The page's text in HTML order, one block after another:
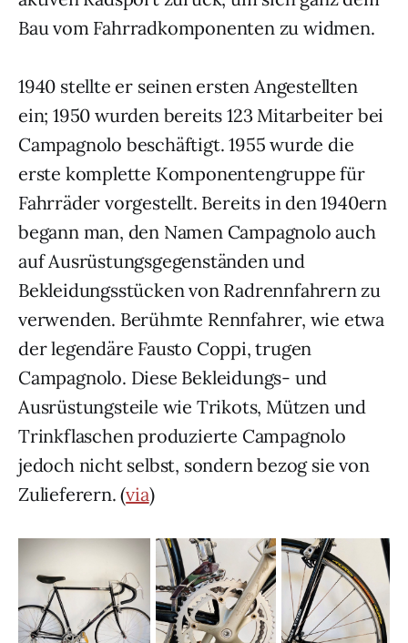
Bau vom Fahrradkomponenten zu widmen.
1940 stellte er seinen ersten Angestellten
ein; 1950 wurden bereits 123 Mitarbeiter bei
Campagnolo beschäftigt. 1955 wurde die
erste komplette Komponentengruppe für
Fahrräder vorgestellt. Bereits in den 1940ern
begann man, den Namen Campagnolo auch
auf Ausrüstungsgegenständen und
Bekleidungsstücken von Radrennfahrern zu
verwenden. Berühmte Rennfahrer, wie etwa
der legendäre Fausto Coppi, trugen
Campagnolo. Diese Bekleidungs- und
Ausrüstungsteile wie Trikots, Mützen und
Trinkflaschen produzierte Campagnolo
jedoch nicht selbst, sondern bezog sie von
Zulieferern. (via)